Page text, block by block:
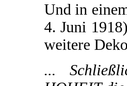
Und in
4. Juni
weitere
...